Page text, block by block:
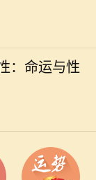
历（即公历的
：命运与性
农历中被称为
命理学说，
为是“水命”。
运上展现出